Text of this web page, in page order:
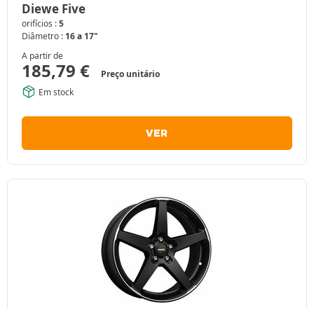
Diewe Five
orifícios :5
Diâmetro : 16 a 17"
A partir de
185,79 €
Preço unitário
Em stock
VER